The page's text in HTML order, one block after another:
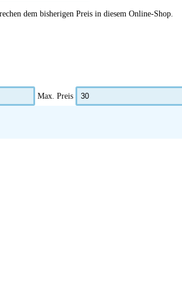
dem bisherigen Preis in diesem Online-Shop.
Max. Preis